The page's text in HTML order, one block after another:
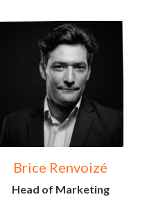
Brice Renvoizé
Head of Marketing